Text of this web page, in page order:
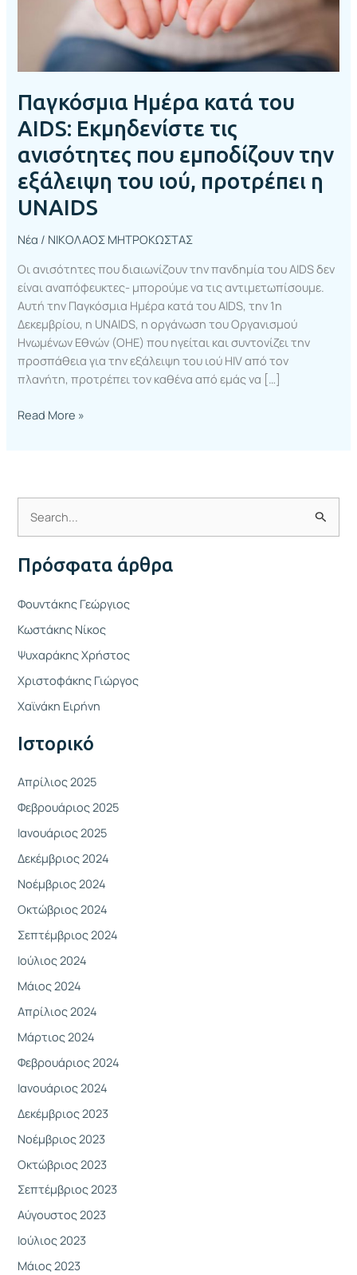
Παγκόσμια Ημέρα κατά του
AIDS: Εκμηδενίστε τις
ανισότητες που εμποδίζουν την
εξάλειψη του ιού, προτρέπει η
UNAIDS
Νέα / ΝΙΚΟΛΑΟΣ ΜΗΤΡΟΚΩΣΤΑΣ
Οι ανισότητες που διαιωνίζουν την πανδημία του AIDS δεν
είναι αναπόφευκτες- μπορούμε να τις αντιμετωπίσουμε.
Αυτή την Παγκόσμια Ημέρα κατά του AIDS, την 1η
Δεκεμβρίου, η UNAIDS, η οργάνωση του Οργανισμού
Ηνωμένων Εθνών (ΟΗΕ) που ηγείται και συντονίζει την
προσπάθεια για την εξάλειψη του ιού HIV από τον
πλανήτη, προτρέπει τον καθένα από εμάς να […]
εμποδίζουν
εξάλειψη
ιού,
προτρέπει
η
UNAIDS
Read More »
ν
α
ή
τ
η
σ
η
ι
Πρόσφατα άρθρα
Φουντάκης Γεώργιος
Κωστάκης Νίκος
Ψυχαράκης Χρήστος
Χριστοφάκης Γιώργος
Χαϊνάκη Ειρήνη
Ιστορικό
Απρίλιος 2025
Φεβρουάριος 2025
Ιανουάριος 2025
Δεκέμβριος 2024
Νοέμβριος 2024
Οκτώβριος 2024
Σεπτέμβριος 2024
Ιούλιος 2024
Μάιος 2024
Απρίλιος 2024
Μάρτιος 2024
Φεβρουάριος 2024
Ιανουάριος 2024
Δεκέμβριος 2023
Νοέμβριος 2023
Οκτώβριος 2023
Σεπτέμβριος 2023
Αύγουστος 2023
Ιούλιος 2023
Μάιος 2023